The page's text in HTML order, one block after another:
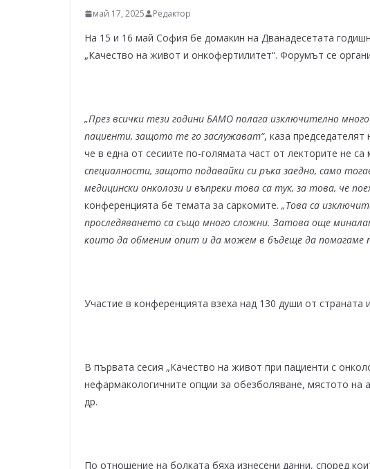
май 17, 2025 Редактор
На 15 и 16 май София бе домакин на Дванадесетата
„Качество на живот и онкофертилитет“. Форумът се
„През всички тези години БАМО полага изключително
пациенти, защото те го заслужават“, каза
че в една от сесиите по-голямата част от лекторите не са
специалности, защото подавайки си ръка заедно, само
медицински онколози и въпреки това са тук, за това, че
конференцията бе темата за саркомите. „Това са
проследяването са също много сложни. Затова още
които да обменим опит и да можем в бъдеще да помагаме
Участие в конференцията взеха над 130 души от
В първата сесия „Качество на живот при пациенти с
нефармакологичните опции за обезболяване, мястото на
др.
По отношение на болката бяха изнесени данни, според